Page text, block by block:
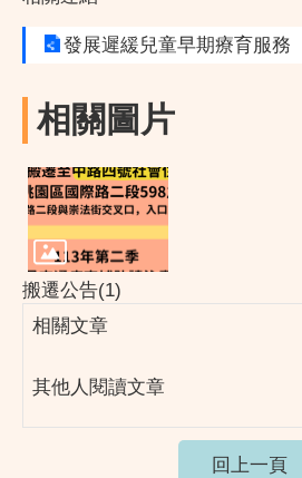
發展遲緩兒童早期療育服務
相關圖片
搬遷公告(1)
相關文章
其他人閱讀文章
回上一頁